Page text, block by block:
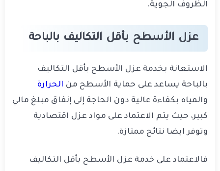
الظروف الجوية.
عزل الأسطح بأقل التكاليف بالباحة
الاستعانة بخدمة عزل الأسطح بأقل التكاليف
بالباحة يساعد على حماية الأسطح من الحرارة
والمياه بكفاءة عالية دون الحاجة إلى إنفاق مبلغ مالي
كبير، حيث يتم الاعتماد على مواد عزل اقتصادية
وتوفر ايضا نتائج ممتازة.
فالاعتماد على خدمة عزل الأسطح بأقل التكاليف